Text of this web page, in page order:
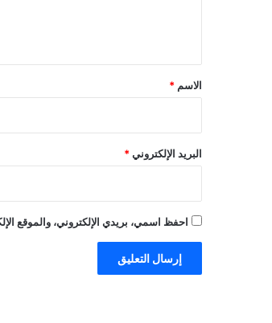
*
الاسم *
البريد الإلكتروني *
احفظ اسمي، بريدي الإلكتروني، والموقع